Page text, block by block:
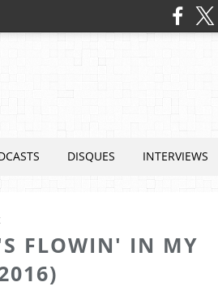
DISQUES INTERVIEWS
FLOWIN' IN MY